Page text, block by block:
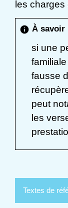
les charges
info À savoir
si une
fausse
peut
les
Textes de